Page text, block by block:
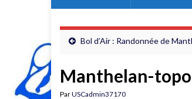
Bol d’Air : Randonnée de
Manthelan-topo
ParUSCadmin37170